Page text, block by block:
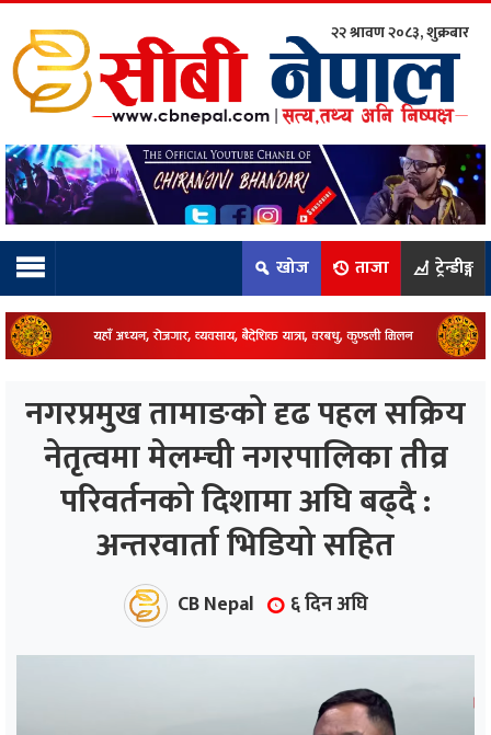
टिम:
२२ श्रावण २०८३, शुक्रबार
खोज ताजा ट्रेन्डीङ्ग
नगरप्रमुख तामाङको दृढ पहल सक्रिय
नेतृत्वमा मेलम्ची नगरपालिका तीव्र
परिवर्तनको दिशामा अघि बढ्दै :
अन्तरवार्ता भिडियो सहित
CB Nepal ६ दिन अघि